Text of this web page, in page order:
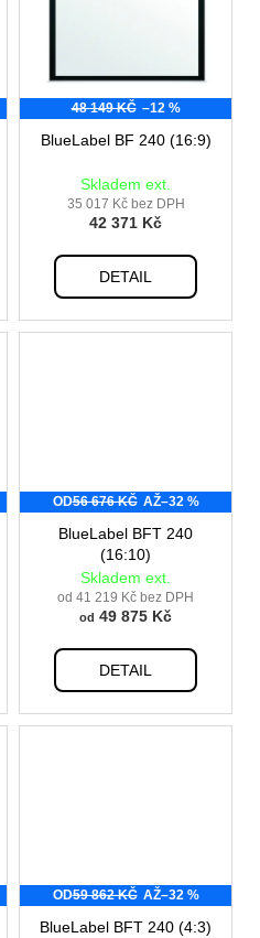
48 149 KČ –12 %
BlueLabel BF 240 (16:9)
Skladem ext.
35 017 Kč bez DPH
42 371 Kč
DETAIL
OD56 676 KČ AŽ–32 %
BlueLabel BFT 240
(16:10)
Skladem ext.
od 41 219 Kč bez DPH
od 49 875 Kč
DETAIL
OD59 862 KČ AŽ–32 %
BlueLabel BFT 240 (4:3)